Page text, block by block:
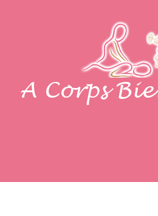
A Corps